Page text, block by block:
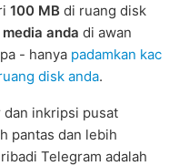
100 MB di ruang disk
anda di awan
- hanya padamkan kac
disk anda.
inkripsi pusat
pantas dan lebih
Telegram adalah